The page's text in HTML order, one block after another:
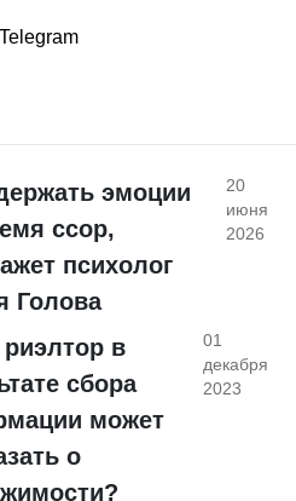
эмоции
ссор,
психолог
Голова
20
июня
2026
в
сбора
может
о
01
декабря
2023